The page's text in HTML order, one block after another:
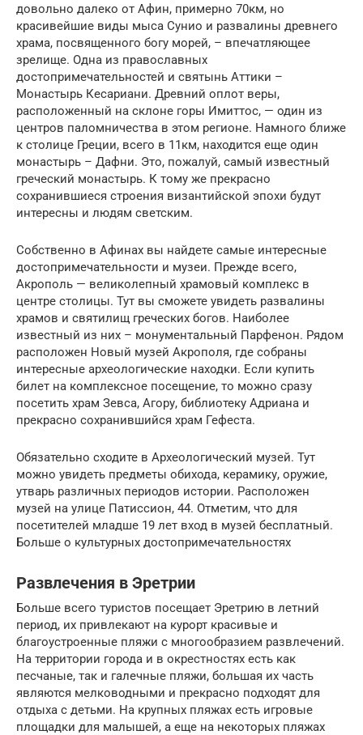
довольно далеко от Афин, примерно 70км, но
красивейшие виды мыса Сунио и развалины древнего
храма, посвященного богу морей, – впечатляющее
зрелище. Одна из православных
достопримечательностей и святынь Аттики –
Монастырь Кесариани. Древний оплот веры,
расположенный на склоне горы Имиттос, — один из
центров паломничества в этом регионе. Намного ближе
к столице Греции, всего в 11км, находится еще один
монастырь – Дафни. Это, пожалуй, самый известный
греческий монастырь. К тому же прекрасно
сохранившиеся строения византийской эпохи будут
интересны и людям светским.
Собственно в Афинах вы найдете самые интересные
достопримечательности и музеи. Прежде всего,
Акрополь — великолепный храмовый комплекс в
центре столицы. Тут вы сможете увидеть развалины
храмов и святилищ греческих богов. Наиболее
известный из них – монументальный Парфенон. Рядом
расположен Новый музей Акрополя, где собраны
интересные археологические находки. Если купить
билет на комплексное посещение, то можно сразу
посетить храм Зевса, Агору, библиотеку Адриана и
прекрасно сохранившийся храм Гефеста.
Обязательно сходите в Археологический музей. Тут
можно увидеть предметы обихода, керамику, оружие,
утварь различных периодов истории. Расположен
музей на улице Патиссион, 44. Отметим, что для
посетителей младше 19 лет вход в музей бесплатный.
Больше о культурных достопримечательностях
Развлечения в Эретрии
Больше всего туристов посещает Эретрию в летний
период, их привлекают на курорт красивые и
благоустроенные пляжи с многообразием развлечений.
На территории города и в окрестностях есть как
песчаные, так и галечные пляжи, большая их часть
являются мелководными и прекрасно подходят для
отдыха с детьми. На крупных пляжах есть игровые
площадки для малышей, а еще на некоторых пляжах